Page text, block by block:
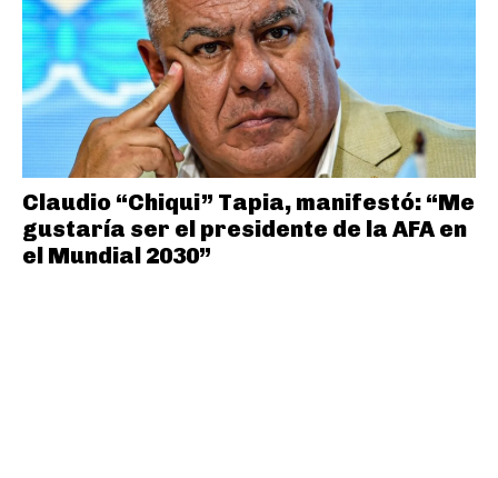
Claudio “Chiqui” Tapia, manifestó: “Me
gustaría ser el presidente de la AFA en
el Mundial 2030”